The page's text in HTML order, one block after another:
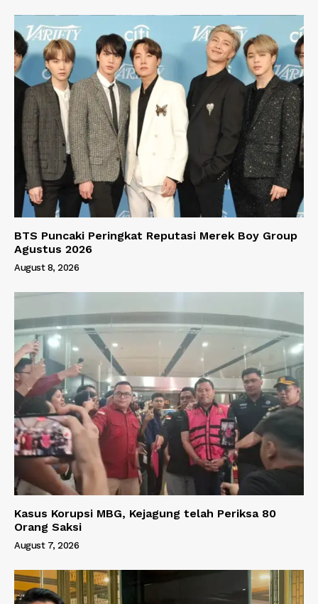
BTS Puncaki Peringkat Reputasi Merek Boy Group
Agustus 2026
August 8, 2026
Kasus Korupsi MBG, Kejagung telah Periksa 80
Orang Saksi
August 7, 2026